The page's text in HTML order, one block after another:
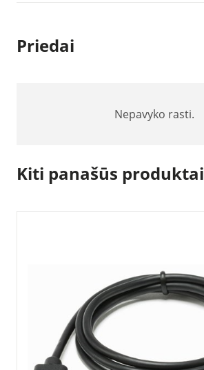
Priedai
Nepavyko rasti.
Kiti panašūs produktai